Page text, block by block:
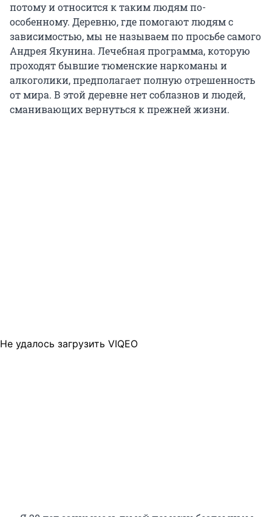
потому и относится к таким людям по-
особенному. Деревню, где помогают людям с
зависимостью, мы не называем по просьбе самого
Андрея Якунина. Лечебная программа, которую
проходят бывшие тюменские наркоманы и
алкоголики, предполагает полную отрешенность
от мира. В этой деревне нет соблазнов и людей,
сманивающих вернуться к прежней жизни.
Не удалось загрузить VIQEO